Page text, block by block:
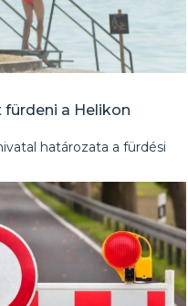
fürdeni a Helikon
határozata a fürdési